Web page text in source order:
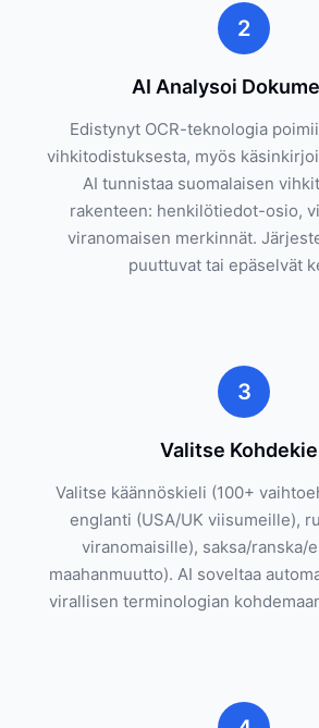
2
AI Analysoi
Edistynyt OCR-teknologia
vihkitodistuksesta, myös
AI tunnistaa suomalaisen
rakenteen: henkilötiedot-osio,
viranomaisen merkinnät.
puuttuvat tai epäselvät
3
Valitse
Valitse käännöskieli (100+
englanti (USA/UK viisumeille),
viranomaisille), saksa/ranska/
maahanmuutto). AI soveltaa
virallisen terminologian